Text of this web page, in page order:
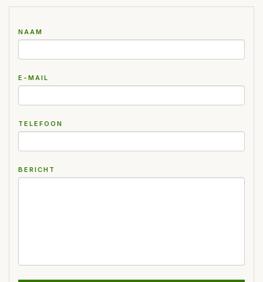
NAAM
E-MAIL
TELEFOON
BERICHT